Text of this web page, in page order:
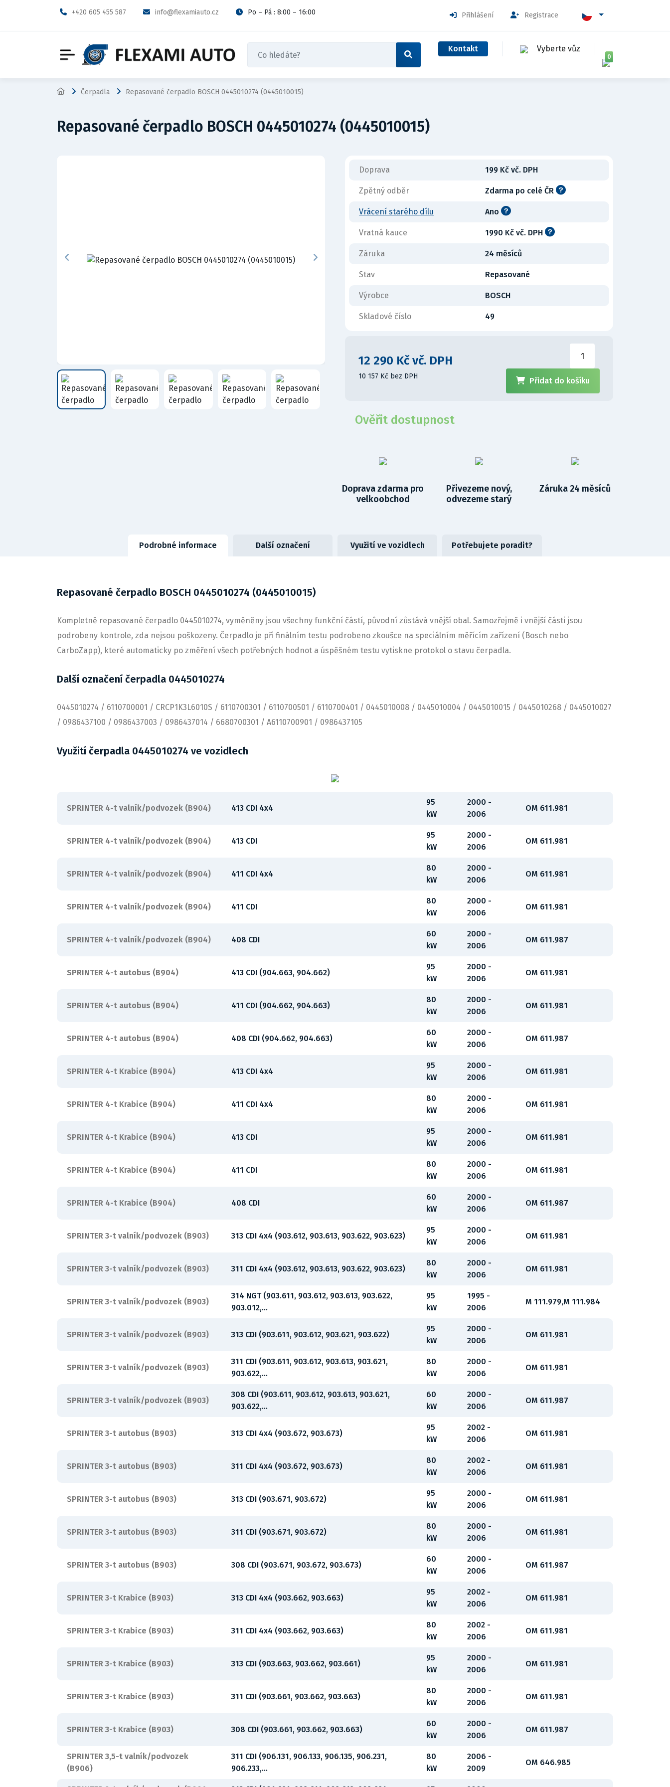
+420 605 455 587 info@flexamiauto.cz Po – Pá : 8:00 – 16:00 Přihlášení Registrace
Kontakt Vyberte vůz
0
Čerpadla Repasované čerpadlo BOSCH 0445010274 (0445010015)
Repasované čerpadlo BOSCH 0445010274 (0445010015)
Doprava 199 Kč vč. DPH
Zpětný odběr Zdarma po celé ČR
Vrácení starého dílu Ano
Vratná kauce 1990 Kč vč. DPH
Záruka 24 měsíců
Stav Repasované
Výrobce BOSCH
Skladové číslo 49
12 290 Kč vč. DPH
10 157 Kč bez DPH Přidat do košíku
Ověřit dostupnost
Doprava zdarma pro
velkoobchod
Přivezeme nový,
odvezeme starý
Záruka 24 měsíců
Podrobné informace Další označení Využití ve vozidlech Potřebujete poradit?
Repasované čerpadlo BOSCH 0445010274 (0445010015)
Kompletně repasované čerpadlo 0445010274, vyměněny jsou všechny funkční částí, původní zůstává vnější obal. Samozřejmě i vnější části jsou
podrobeny kontrole, zda nejsou poškozeny. Čerpadlo je při finálním testu podrobeno zkoušce na speciálním měřícím zařízení (Bosch nebo
CarboZapp), které automaticky po změření všech potřebných hodnot a úspěšném testu vytiskne protokol o stavu čerpadla.
Další označení čerpadla 0445010274
0445010274 / 6110700001 / CRCP1K3L6010S / 6110700301 / 6110700501 / 6110700401 / 0445010008 / 0445010004 / 0445010015 / 0445010268 / 0445010027
/ 0986437100 / 0986437003 / 0986437014 / 6680700301 / A6110700901 / 0986437105
Využití čerpadla 0445010274 ve vozidlech
SPRINTER 4-t valník/podvozek (B904) 413 CDI 4x4
95
kW
2000 -
2006
OM 611.981
SPRINTER 4-t valník/podvozek (B904) 413 CDI
95
kW
2000 -
2006
OM 611.981
SPRINTER 4-t valník/podvozek (B904) 411 CDI 4x4
80
kW
2000 -
2006
OM 611.981
SPRINTER 4-t valník/podvozek (B904) 411 CDI
80
kW
2000 -
2006
OM 611.981
SPRINTER 4-t valník/podvozek (B904) 408 CDI
60
kW
2000 -
2006
OM 611.987
SPRINTER 4-t autobus (B904) 413 CDI (904.663, 904.662)
95
kW
2000 -
2006
OM 611.981
SPRINTER 4-t autobus (B904) 411 CDI (904.662, 904.663)
80
kW
2000 -
2006
OM 611.981
SPRINTER 4-t autobus (B904) 408 CDI (904.662, 904.663)
60
kW
2000 -
2006
OM 611.987
SPRINTER 4-t Krabice (B904) 413 CDI 4x4
95
kW
2000 -
2006
OM 611.981
SPRINTER 4-t Krabice (B904) 411 CDI 4x4
80
kW
2000 -
2006
OM 611.981
SPRINTER 4-t Krabice (B904) 413 CDI
95
kW
2000 -
2006
OM 611.981
SPRINTER 4-t Krabice (B904) 411 CDI
80
kW
2000 -
2006
OM 611.981
SPRINTER 4-t Krabice (B904) 408 CDI
60
kW
2000 -
2006
OM 611.987
SPRINTER 3-t valník/podvozek (B903) 313 CDI 4x4 (903.612, 903.613, 903.622, 903.623)
95
kW
2000 -
2006
OM 611.981
SPRINTER 3-t valník/podvozek (B903) 311 CDI 4x4 (903.612, 903.613, 903.622, 903.623)
80
kW
2000 -
2006
OM 611.981
SPRINTER 3-t valník/podvozek (B903)
314 NGT (903.611, 903.612, 903.613, 903.622,
903.012,...
95
kW
1995 -
2006
M 111.979,M 111.984
SPRINTER 3-t valník/podvozek (B903) 313 CDI (903.611, 903.612, 903.621, 903.622)
95
kW
2000 -
2006
OM 611.981
SPRINTER 3-t valník/podvozek (B903)
311 CDI (903.611, 903.612, 903.613, 903.621,
903.622,...
80
kW
2000 -
2006
OM 611.981
SPRINTER 3-t valník/podvozek (B903)
308 CDI (903.611, 903.612, 903.613, 903.621,
903.622,...
60
kW
2000 -
2006
OM 611.987
SPRINTER 3-t autobus (B903) 313 CDI 4x4 (903.672, 903.673)
95
kW
2002 -
2006
OM 611.981
SPRINTER 3-t autobus (B903) 311 CDI 4x4 (903.672, 903.673)
80
kW
2002 -
2006
OM 611.981
SPRINTER 3-t autobus (B903) 313 CDI (903.671, 903.672)
95
kW
2000 -
2006
OM 611.981
SPRINTER 3-t autobus (B903) 311 CDI (903.671, 903.672)
80
kW
2000 -
2006
OM 611.981
SPRINTER 3-t autobus (B903) 308 CDI (903.671, 903.672, 903.673)
60
kW
2000 -
2006
OM 611.987
SPRINTER 3-t Krabice (B903) 313 CDI 4x4 (903.662, 903.663)
95
kW
2002 -
2006
OM 611.981
SPRINTER 3-t Krabice (B903) 311 CDI 4x4 (903.662, 903.663)
80
kW
2002 -
2006
OM 611.981
SPRINTER 3-t Krabice (B903) 313 CDI (903.663, 903.662, 903.661)
95
kW
2000 -
2006
OM 611.981
SPRINTER 3-t Krabice (B903) 311 CDI (903.661, 903.662, 903.663)
80
kW
2000 -
2006
OM 611.981
SPRINTER 3-t Krabice (B903) 308 CDI (903.661, 903.662, 903.663)
60
kW
2000 -
2006
OM 611.987
SPRINTER 3,5-t valník/podvozek
(B906)
311 CDI (906.131, 906.133, 906.135, 906.231,
906.233,...
80
kW
2006 -
2009
OM 646.985